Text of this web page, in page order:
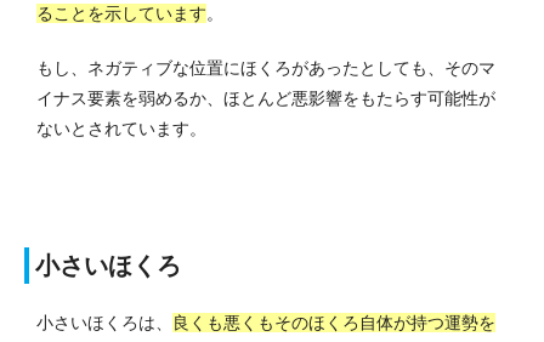
ることを示しています。
もし、ネガティブな位置にほくろがあったとしても、そのマ
イナス要素を弱めるか、ほとんど悪影響をもたらす可能性が
ないとされています。
小さいほくろ
小さいほくろは、
良くも悪くもそのほくろ自体が持つ運勢を